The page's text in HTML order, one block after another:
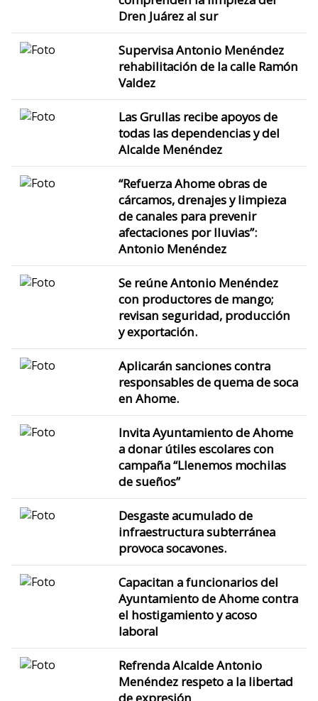
Dren Juárez al sur
Supervisa Antonio Menéndez
rehabilitación de la calle Ramón
Valdez
Las Grullas recibe apoyos de
todas las dependencias y del
Alcalde Menéndez
“Refuerza Ahome obras de
cárcamos, drenajes y limpieza
de canales para prevenir
afectaciones por lluvias”:
Antonio Menéndez
Se reúne Antonio Menéndez
con productores de mango;
revisan seguridad, producción
y exportación.
Aplicarán sanciones contra
responsables de quema de soca
en Ahome.
Invita Ayuntamiento de Ahome
a donar útiles escolares con
campaña “Llenemos mochilas
de sueños”
Desgaste acumulado de
infraestructura subterránea
provoca socavones.
Capacitan a funcionarios del
Ayuntamiento de Ahome contra
el hostigamiento y acoso
laboral
Refrenda Alcalde Antonio
Menéndez respeto a la libertad